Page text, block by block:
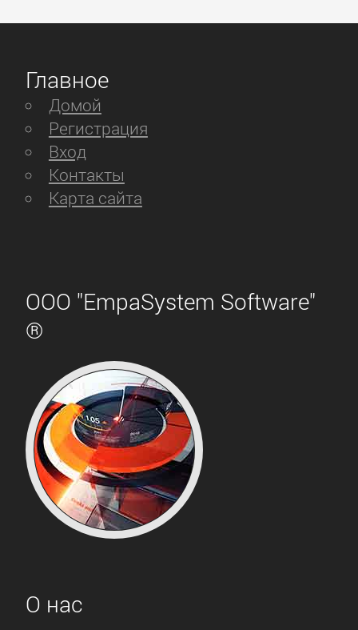
Главное
Домой
Регистрация
Вход
Контакты
Карта сайта
ООО "EmpaSystem Software"
®
О нас